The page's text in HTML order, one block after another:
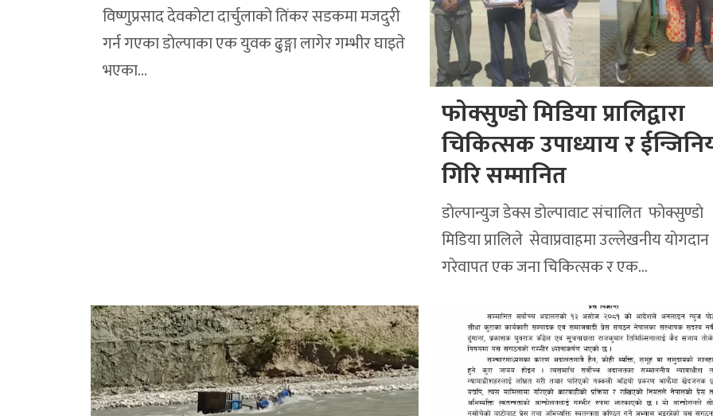
विष्णुप्रसाद देवकोटा दार्चुलाको तिंकर सडकमा मजदुरी
गर्न गएका डाेल्पाका एक युवक ढुङ्गा लागेर गम्भीर घाइते
भएका…
फाेक्सुण्डाे मिडिया प्रालिद्वारा
चिकित्सक उपाध्याय र
गिरि सम्मानित
डाेल्पान्युज डेक्स डाेल्पावाट संचालित फाेक्सुण्डाे
मिडिया प्रालिले सेवाप्रवाहमा उल्लेखनीय याेगदान
गरेवापत एक जना चिकित्सक र एक…